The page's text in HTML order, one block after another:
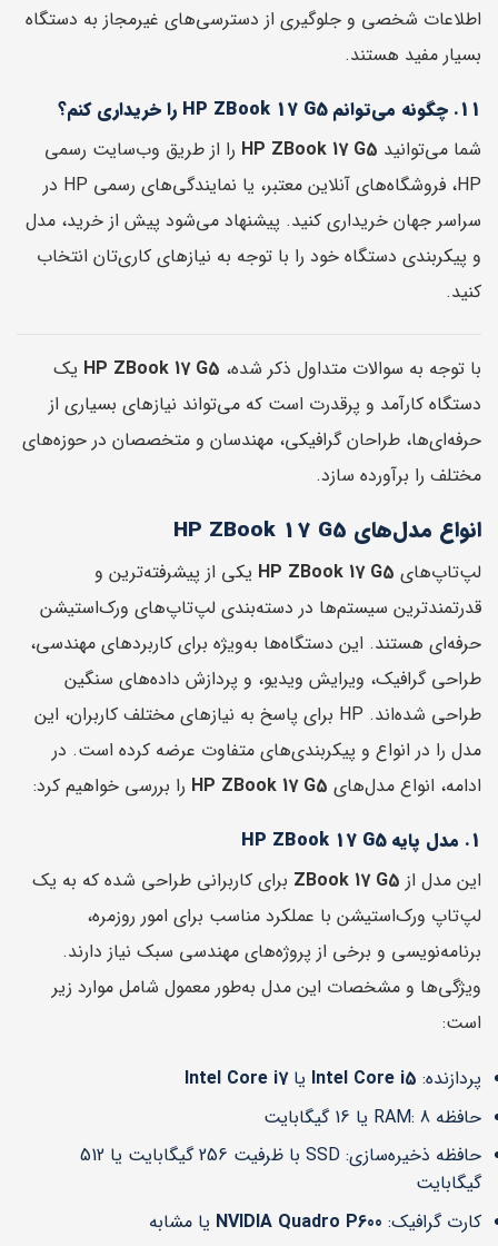
اطلاعات شخصی و جلوگیری از دسترسی‌های غیرمجاز به دستگاه
بسیار مفید هستند.
11. چگونه می‌توانم HP ZBook 17 G5 را خریداری کنم؟
شما می‌توانید HP ZBook 17 G5 را از طریق وب‌سایت رسمی
HP، فروشگاه‌های آنلاین معتبر، یا نمایندگی‌های رسمی HP در
سراسر جهان خریداری کنید. پیشنهاد می‌شود پیش از خرید، مدل
و پیکربندی دستگاه خود را با توجه به نیازهای کاری‌تان انتخاب
کنید.
با توجه به سوالات متداول ذکر شده، HP ZBook 17 G5 یک
دستگاه کارآمد و پرقدرت است که می‌تواند نیازهای بسیاری از
حرفه‌ای‌ها، طراحان گرافیکی، مهندسان و متخصصان در حوزه‌های
مختلف را برآورده سازد.
انواع مدل‌های HP ZBook 17 G5
لپ‌تاپ‌های HP ZBook 17 G5 یکی از پیشرفته‌ترین و
قدرتمندترین سیستم‌ها در دسته‌بندی لپ‌تاپ‌های ورک‌استیشن
حرفه‌ای هستند. این دستگاه‌ها به‌ویژه برای کاربردهای مهندسی،
طراحی گرافیک، ویرایش ویدیو، و پردازش داده‌های سنگین
طراحی شده‌اند. HP برای پاسخ به نیازهای مختلف کاربران، این
مدل را در انواع و پیکربندی‌های متفاوت عرضه کرده است. در
ادامه، انواع مدل‌های HP ZBook 17 G5 را بررسی خواهیم کرد:
1. مدل پایه HP ZBook 17 G5
این مدل از ZBook 17 G5 برای کاربرانی طراحی شده که به یک
لپ‌تاپ ورک‌استیشن با عملکرد مناسب برای امور روزمره،
برنامه‌نویسی و برخی از پروژه‌های مهندسی سبک نیاز دارند.
ویژگی‌ها و مشخصات این مدل به‌طور معمول شامل موارد زیر
است:
پردازنده: Intel Core i5 یاIntel Core i7
حافظه RAM: 8 یا 16 گیگابایت
حافظه ذخیره‌سازی: SSD با ظرفیت 256 گیگابایت یا 512
گیگابایت
کارت گرافیک: NVIDIA Quadro P600 یا مشابه